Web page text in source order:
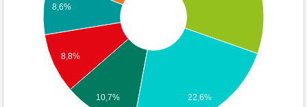
8,6%
8,8%
10,7% 22,6%